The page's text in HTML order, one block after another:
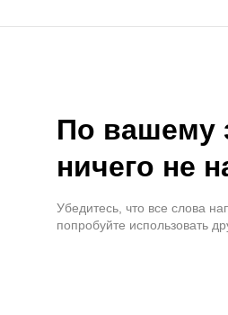
По вашему
ничего не
Убедитесь, что все слова
попробуйте использовать